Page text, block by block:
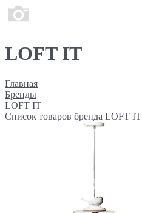
LOFT IT
Главная
Бренды
LOFT IT
Список товаров бренда LOFT IT